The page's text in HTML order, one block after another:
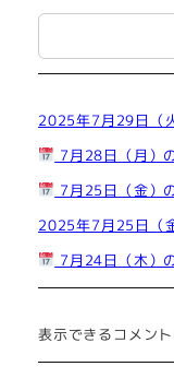
2025年7月29日（
7月28日（月）
7月25日（金）
2025年7月25日（
7月24日（木）
表示できるコメント